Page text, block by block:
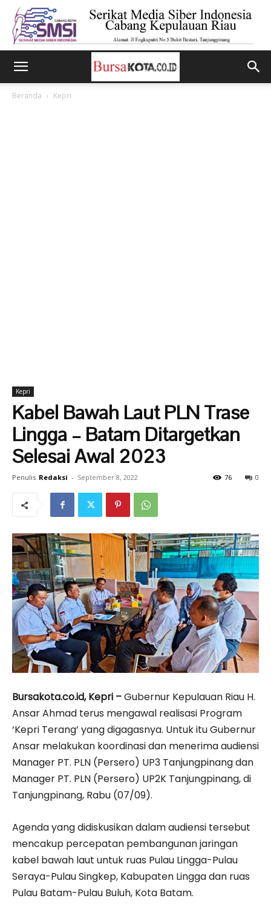
Beranda Kepri
Kepri
Kabel Bawah Laut PLN Trase
Lingga – Batam Ditargetkan
Selesai Awal 2023
Penulis Redaksi - September 8, 2022 0
76
Bursakota.co.id, Kepri –Gubernur Kepulauan Riau H.
Ansar Ahmad terus mengawal realisasi Program
‘Kepri Terang’ yang digagasnya. Untuk itu Gubernur
Ansar melakukan koordinasi dan menerima audiensi
Manager PT. PLN (Persero) UP3 Tanjungpinang dan
Manager PT. PLN (Persero) UP2K Tanjungpinang, di
Tanjungpinang, Rabu (07/09).
Agenda yang didiskusikan dalam audiensi tersebut
mencakup percepatan pembangunan jaringan
kabel bawah laut untuk ruas Pulau Lingga-Pulau
Seraya-Pulau Singkep, Kabupaten Lingga dan ruas
Pulau Batam-Pulau Buluh, Kota Batam.